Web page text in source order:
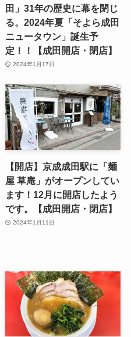
田」31年の歴史に幕を閉じ
る。2024年夏「そよら成田
ニュータウン」誕生予
定！！【成田開店・閉店】
2024年1月17日
【開店】京成成田駅に「麺
屋 草庵」がオープンしてい
ます！12月に開店したよう
です。【成田開店・閉店】
2024年1月11日